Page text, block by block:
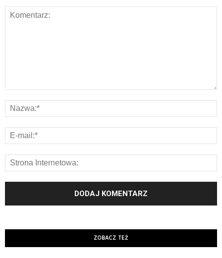
ZOBACZ TEŻ